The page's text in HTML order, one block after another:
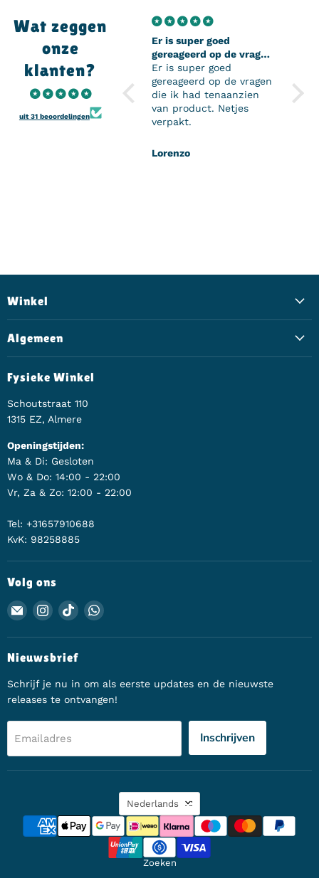
Wat zeggen
onze
klanten?
uit 31 beoordelingen
Er is super goed
gereageerd op de vragen
die ik had tenaanzien
van product
Er is super goed
gereageerd op de vragen
die ik had tenaanzien
van product. Netjes
verpakt.
Lorenzo
mijn
Winkel
Algemeen
Fysieke Winkel
Schoutstraat 110
1315 EZ, Almere
Openingstijden:
Ma & Di: Gesloten
Wo & Do: 14:00 - 22:00
Vr, Za & Zo: 12:00 - 22:00
Tel: +31657910688
KvK: 98258885
Volg ons
Email Animerch
Vind ons op Instagram
Vind ons op TikTok
Nieuwsbrief
Schrijf je nu in om als eerste updates en de nieuwste
releases te ontvangen!
Emailadres Inschrijven
Taal
Nederlands
Zoeken